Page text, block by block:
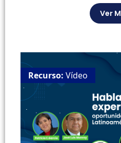
Ver
Recurso: Vídeo